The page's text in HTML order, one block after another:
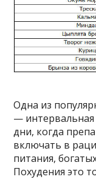
Одна из
— интервальная
дни, когда
включать в
питания,
Похудения это